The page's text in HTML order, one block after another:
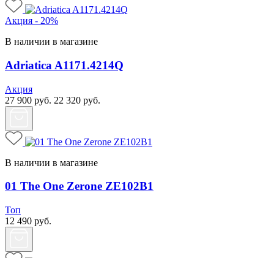
Акция - 20%
В наличии в магазине
Adriatica A1171.4214Q
Акция
27 900 руб. 22 320 руб.
В наличии в магазине
01 The One Zerone ZE102B1
Топ
12 490 руб.